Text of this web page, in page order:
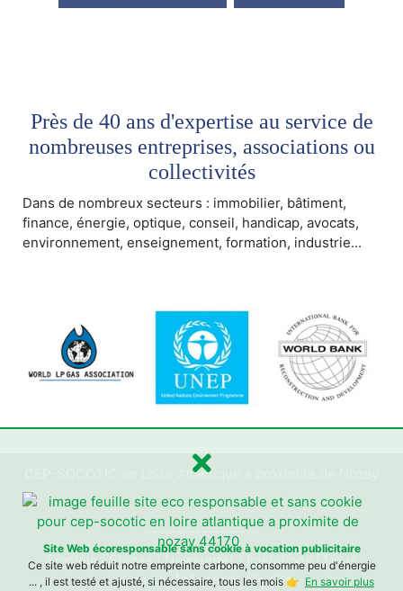
Près de 40 ans d'expertise au service de
nombreuses entreprises, associations ou
collectivités
Dans de nombreux secteurs : immobilier, bâtiment,
finance, énergie, optique, conseil, handicap, avocats,
environnement, enseignement, formation, industrie...
Site Web écoresponsable sans cookie à vocation publicitaire
Ce site web réduit notre empreinte carbone, consomme peu d'énergie
... , il est testé et ajusté, si nécessaire, tous les mois 👉 En savoir plus
CEP-SOCOTIC en Loire Atlantique à proximité de Nozay
------------------
Emplois / Stages|Newsletter / Invitations|Nous
contacter|Mentions légales